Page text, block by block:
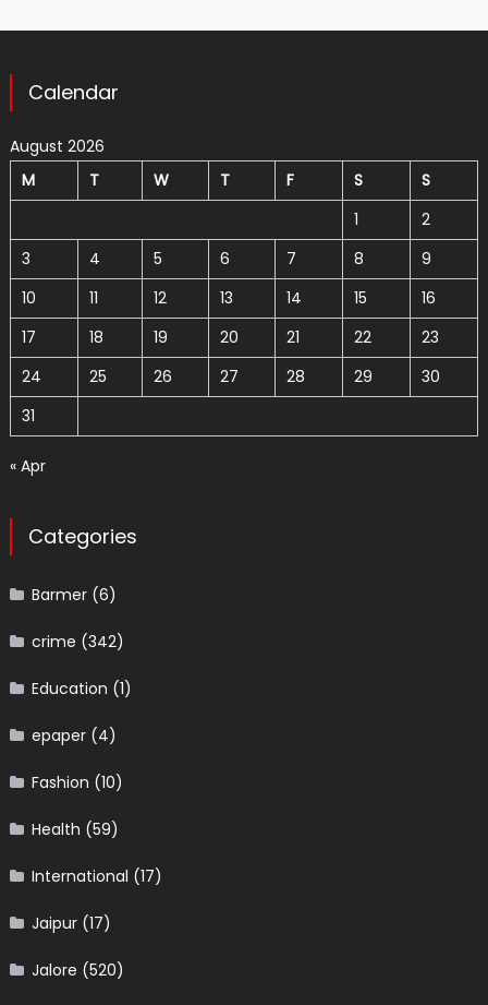
Calendar
August 2026
M
T W T F S
S
1
2
3
4 5 6 7 8
9
10
11 12 13 14 15
16
17
18 19 20 21 22
23
24
25 26 27 28 29
30
31
« Apr
Categories
Barmer(6)
crime (342)
Education (1)
epaper(4)
Fashion (10)
Health (59)
International (17)
Jaipur(17)
Jalore (520)